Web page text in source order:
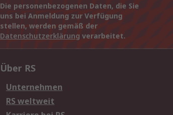
Die personenbezogenen Daten, die Sie
uns bei Anmeldung zur Verfügung
stellen, werden gemäß der
Datenschutzerklärung verarbeitet.
Über RS
Unternehmen
RS weltweit